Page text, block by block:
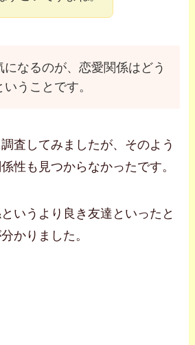
になるのが、恋愛関係はどう
うことです。
査してみましたが、そのよう
性も見つからなかったです。
いうより良き友達といったと
かりました。